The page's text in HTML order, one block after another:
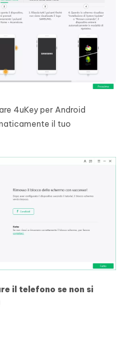
4uKey per Android
il tuo
il telefono se non si